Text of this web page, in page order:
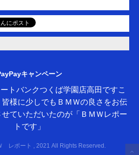
キャンペーン
トバンクつくば学園店高田ですこ
様に少しでもＢＭＷの良さをお伝
ていただいたのが「ＢＭＷレポー
トです」
レポート , 2021 All Rights Reserved.